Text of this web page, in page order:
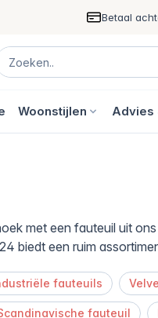
Betaal
Woonstijlen Advies
met een fauteuil uit
biedt een ruim
fauteuils
fauteuil